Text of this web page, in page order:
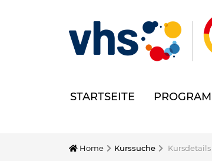
STARTSEITE
Home Kurssuche Kursdetails